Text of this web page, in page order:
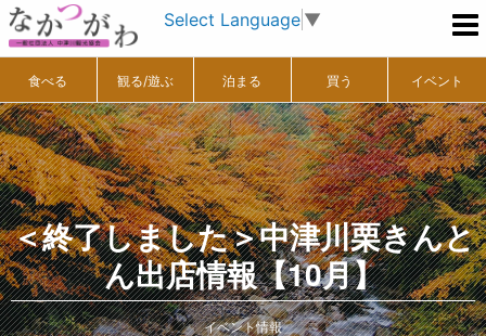
Select Language ▼
食べる 観る/遊ぶ 泊まる 買う イベント
＜終了しました＞中津川栗きんと
ん出店情報【10月】
イベント情報